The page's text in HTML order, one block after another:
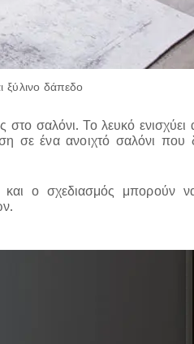
ξύλινο δάπεδο
σαλόνι. Το λευκό ενισχύει
σε ένα ανοιχτό σαλόνι που
και ο σχεδιασμός μπορούν